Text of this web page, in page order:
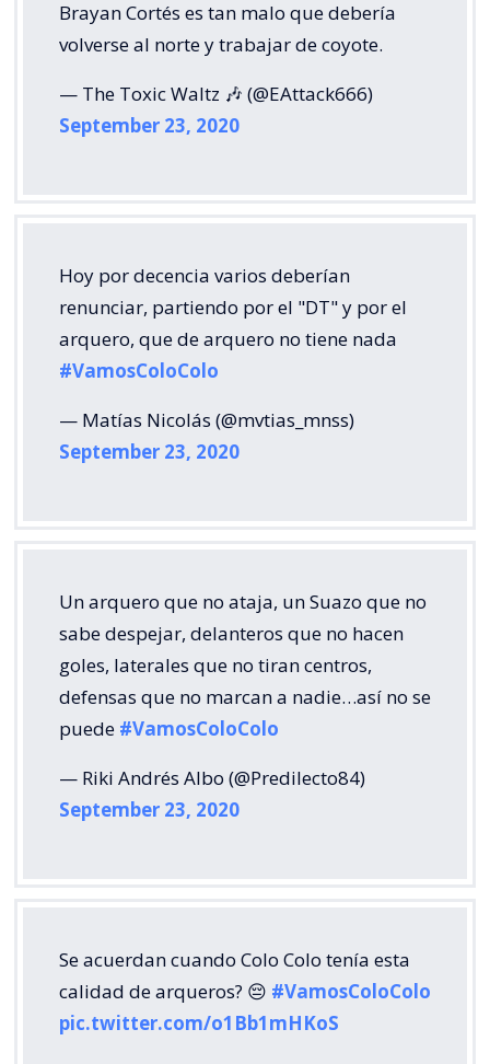
Brayan Cortés es tan malo que debería
volverse al norte y trabajar de coyote.
— The Toxic Waltz 🎶 (@EAttack666)
September 23, 2020
Hoy por decencia varios deberían
renunciar, partiendo por el "DT" y por el
arquero, que de arquero no tiene nada
#VamosColoColo
— Matías Nicolás (@mvtias_mnss)
September 23, 2020
Un arquero que no ataja, un Suazo que no
sabe despejar, delanteros que no hacen
goles, laterales que no tiran centros,
defensas que no marcan a nadie…así no se
puede #VamosColoColo
— Riki Andrés Albo (@Predilecto84)
September 23, 2020
Se acuerdan cuando Colo Colo tenía esta
calidad de arqueros? 😔 #VamosColoColo
pic.twitter.com/o1Bb1mHKoS